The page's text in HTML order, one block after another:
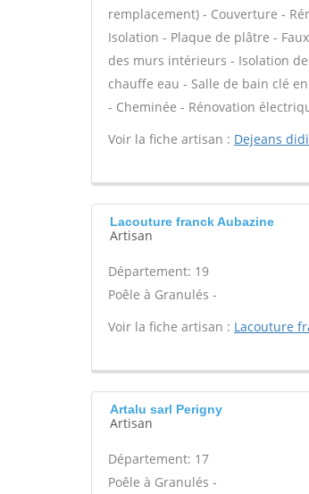
remplacement) - Couverture -
Isolation - Plaque de plâtre -
des murs intérieurs - Isolation
chauffe eau - Salle de bain clé
- Cheminée - Rénovation
Voir la fiche artisan : Dejeans
Lacouture franck Aubazine
Artisan
Département: 19
Poêle à Granulés -
Voir la fiche artisan : Lacouture
Artalu sarl Perigny
Artisan
Département: 17
Poêle à Granulés -